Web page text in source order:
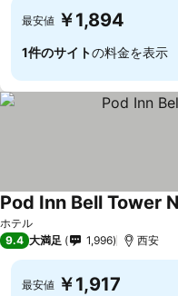
最安値 ￥1,894
1件のサイトの料金を表示
ホテル
Pod Inn Bell Tower
9.4 大満足 1,996 西安
最安値 ￥1,917